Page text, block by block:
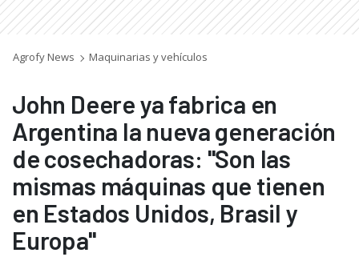
Agrofy News Maquinarias y vehículos
John Deere ya fabrica en
Argentina la nueva generación
de cosechadoras: "Son las
mismas máquinas que tienen
en Estados Unidos, Brasil y
Europa"